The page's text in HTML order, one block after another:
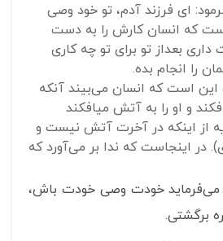
فرمود: ای فرزند آدم، تو خود وصی
که انسان کارش را به دست
بعداز تو برای تو چه کاری
را انجام بده.
این است که انسان می‌بیند آنکه
زنجیر به گردنش می‌افکند و او را به آتش می‎افکند
از اینکه در آخرت آتش نیست و
در اینجاست که ندا بر می‌آورد که
خودت وصی خودت باش،
برگشتی.